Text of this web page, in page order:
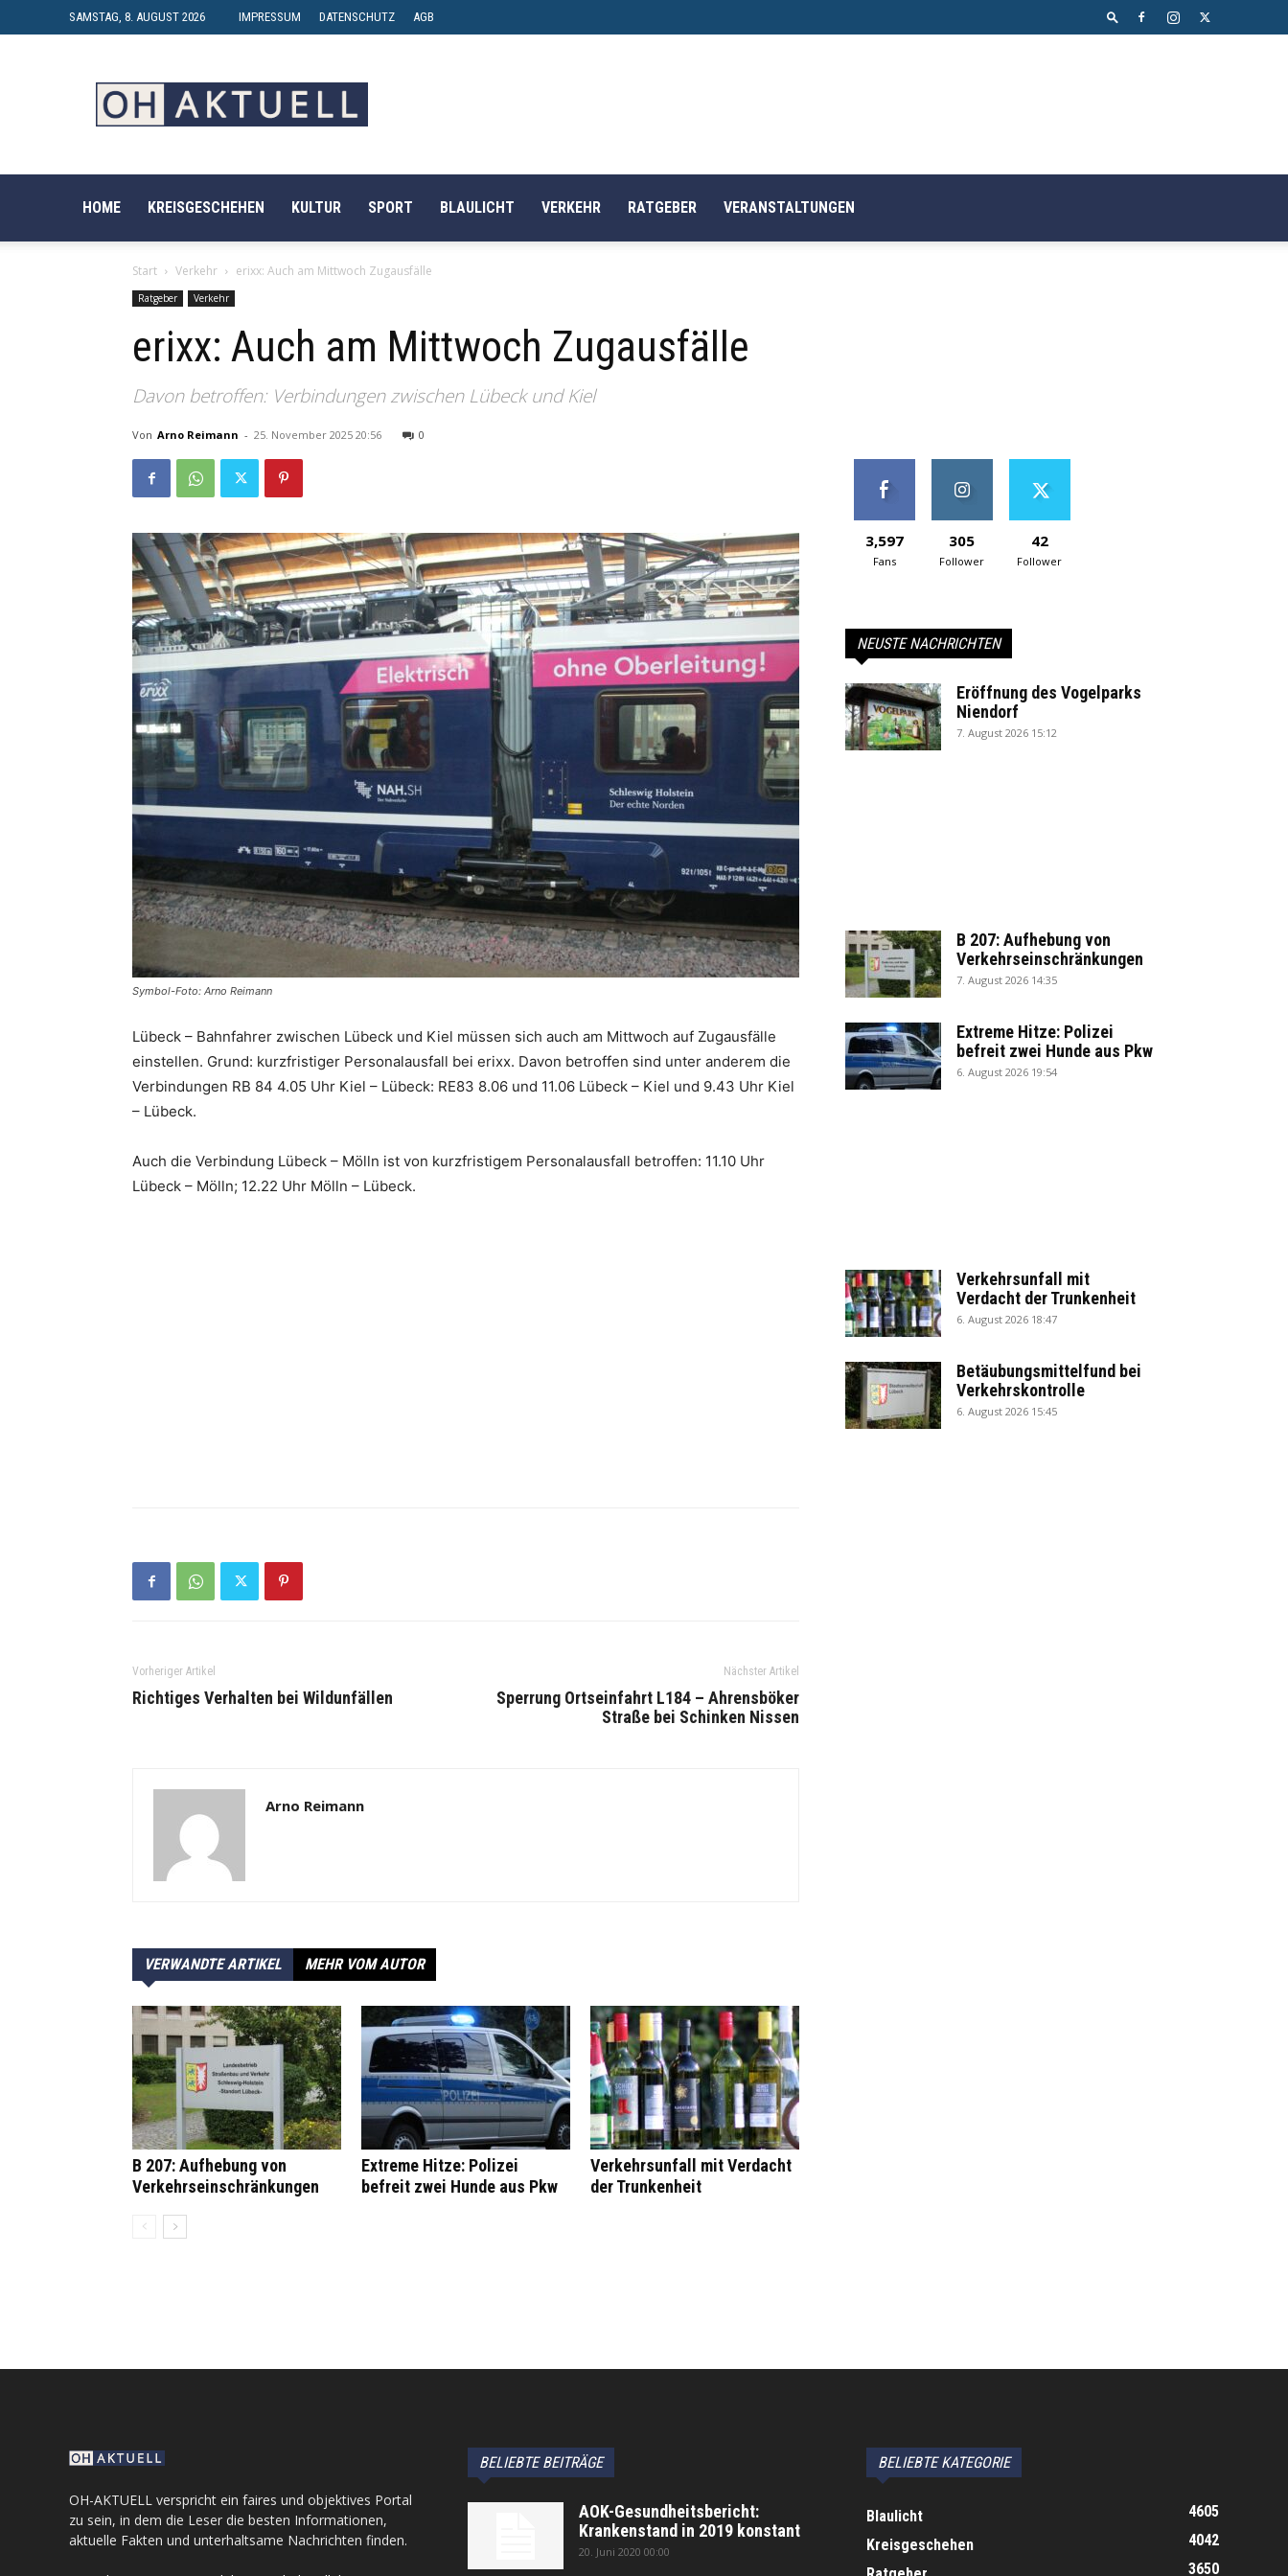
SAMSTAG, 8. AUGUST 2026 IMPRESSUM DATENSCHUTZ AGB
AKTUELL
HOME KREISGESCHEHEN KULTUR SPORT BLAULICHT VERKEHR RATGEBER VERANSTALTUNGEN
Start Verkehr erixx: Auch am Mittwoch Zugausfälle
Ratgeber Verkehr
erixx: Auch am Mittwoch Zugausfälle
Davon betroffen: Verbindungen zwischen Lübeck und Kiel
Von Arno Reimann - 25. November 2025 20:56 0
Symbol-Foto: Arno Reimann
Lübeck – Bahnfahrer zwischen Lübeck und Kiel müssen sich auch am Mittwoch auf Zugausfälle
einstellen. Grund: kurzfristiger Personalausfall bei erixx. Davon betroffen sind unter anderem die
Verbindungen RB 84 4.05 Uhr Kiel – Lübeck: RE83 8.06 und 11.06 Lübeck – Kiel und 9.43 Uhr Kiel
– Lübeck.
Auch die Verbindung Lübeck – Mölln ist von kurzfristigem Personalausfall betroffen: 11.10 Uhr
Lübeck – Mölln; 12.22 Uhr Mölln – Lübeck.
Vorheriger Artikel
Richtiges Verhalten bei Wildunfällen
Nächster Artikel
Sperrung Ortseinfahrt L184 – Ahrensböker
Straße bei Schinken Nissen
Arno Reimann
VERWANDTE ARTIKEL MEHR VOM AUTOR
B 207: Aufhebung von
Verkehrseinschränkungen
Extreme Hitze: Polizei
befreit zwei Hunde aus Pkw
Verkehrsunfall mit Verdacht
der Trunkenheit
3,597
Fans
305
Follower
42
Follower
NEUSTE NACHRICHTEN
Eröffnung des Vogelparks
Niendorf
7. August 2026 15:12
B 207: Aufhebung von
Verkehrseinschränkungen
7. August 2026 14:35
Extreme Hitze: Polizei
befreit zwei Hunde aus Pkw
6. August 2026 19:54
Verkehrsunfall mit
Verdacht der Trunkenheit
6. August 2026 18:47
Betäubungsmittelfund bei
Verkehrskontrolle
6. August 2026 15:45
OH-AKTUELL verspricht ein faires und objektives Portal
zu sein, in dem die Leser die besten Informationen,
aktuelle Fakten und unterhaltsame Nachrichten finden.
BELIEBTE BEITRÄGE
AOK-Gesundheitsbericht:
Krankenstand in 2019 konstant
20. Juni 2020 00:00
BELIEBTE KATEGORIE
Blaulicht
4605
Kreisgeschehen
4042
3650